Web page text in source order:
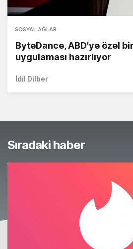
SOSYAL AĞLAR
ByteDance, ABD'ye özel
uygulaması hazırlıyor
İdil Dilber
Sıradaki haber